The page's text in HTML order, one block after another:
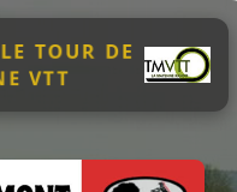
TOUR DE
VTT